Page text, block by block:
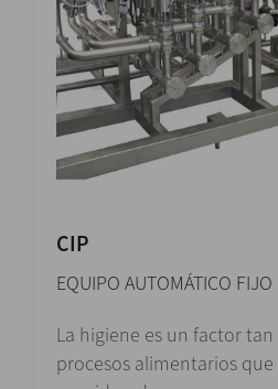
CIP
EQUIPO AUTOMÁTICO FIJO
La higiene es un factor
procesos alimentarios que